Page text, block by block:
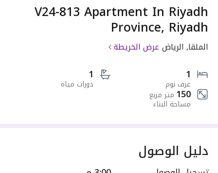
V24-813 Apartment In Riyadh
Province, Riyadh
الملقا, الرياض عرض الخريطة
1
غرف نوم
1
دورات مياه
150 متر مربع
مساحة البناء
دليل الوصول